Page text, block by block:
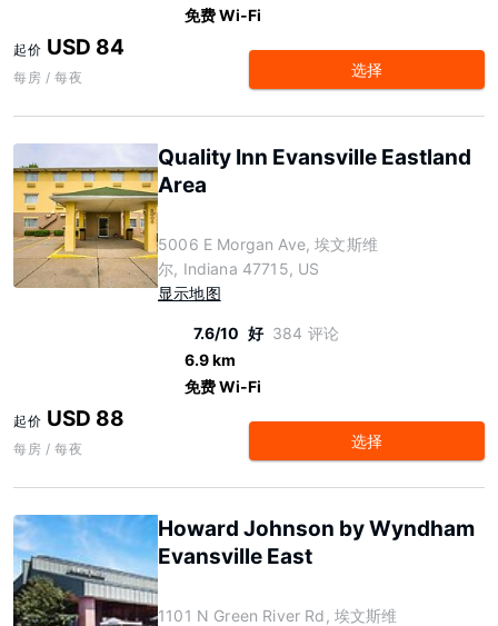
免费 Wi-Fi
起价 USD 84
每房 / 每夜 选择
Quality Inn Evansville Eastland
Area
5006 E Morgan Ave, 埃文斯维
尔, Indiana 47715, US
显示地图
7.6/10 好 384 评论
6.9 km
免费 Wi-Fi
起价 USD 88
每房 / 每夜 选择
Howard Johnson by Wyndham
Evansville East
1101 N Green River Rd, 埃文斯维